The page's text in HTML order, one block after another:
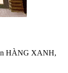
HÀNG XANH,